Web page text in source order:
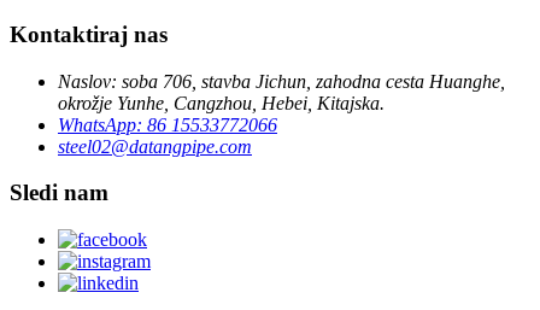
Kontaktiraj nas
Naslov: soba 706, stavba Jichun, zahodna cesta Huanghe,
okrožje Yunhe, Cangzhou, Hebei, Kitajska.
WhatsApp: 86 15533772066
steel02@datangpipe.com
Sledi nam